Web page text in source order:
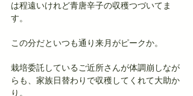
は程遠いけれど青唐辛子の収穫つづいてま
す。
この分だといつも通り来月がピークか。
栽培委託しているご近所さんが体調崩しなが
らも、家族日替わりで収穫してくれて大助か
り。